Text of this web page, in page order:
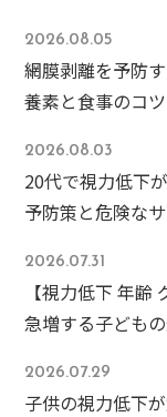
2026.08.05
網膜剥離を予防
養素と食事のコ
2026.08.03
20代で視力低下
予防策と危険な
2026.07.31
【視力低下 年
急増する子ども
2026.07.29
子供の視力低下